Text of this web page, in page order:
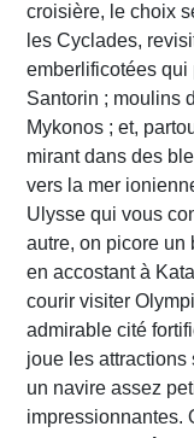
croisière, le choix
les Cyclades,
emberlificotées qui
Santorin ; moulins
Mykonos ; et,
mirant dans des
vers la mer
Ulysse qui vous
autre, on picore
en accostant à
courir visiter
admirable cité
joue les
un navire assez
impressionnantes.